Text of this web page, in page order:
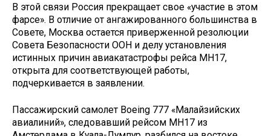
В этой связи Россия прекращает свое «участие в этом
фарсе». В отличие от ангажированного большинства в
Совете, Москва остается приверженной резолюции
Совета Безопасности ООН и делу установления
истинных причин авиакатастрофы рейса MH17,
открыта для соответствующей работы,
подчеркивается в заявлении.
Пассажирский самолет Boeing 777 «Малайзийских
авиалиний», следовавший рейсом MH17 из